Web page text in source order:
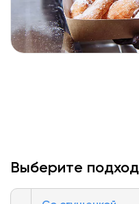
Выберите